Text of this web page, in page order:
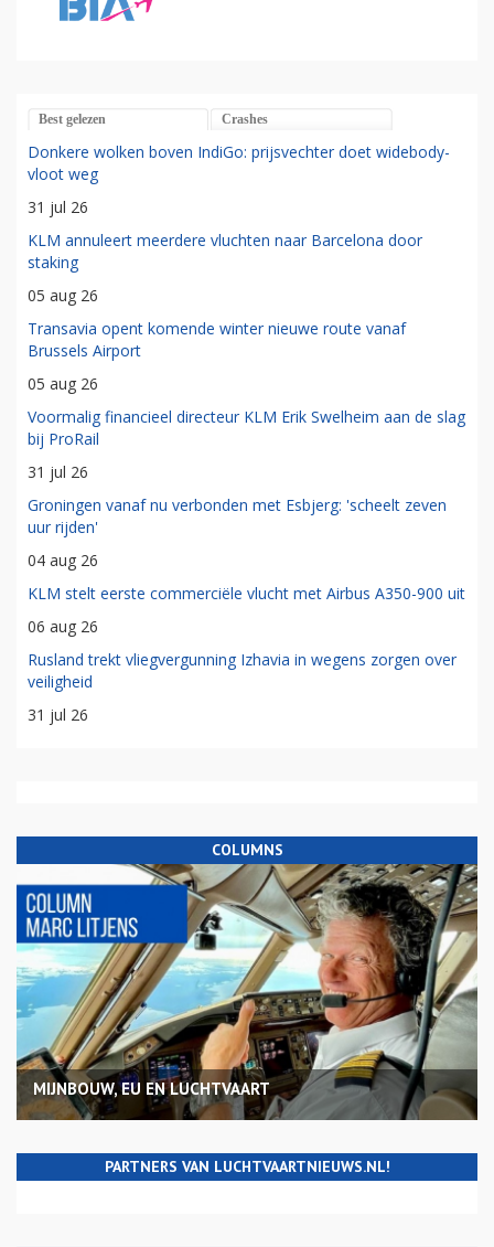
Best gelezen Crashes
Donkere wolken boven IndiGo: prijsvechter doet widebody-
vloot weg
31 jul 26
KLM annuleert meerdere vluchten naar Barcelona door
staking
05 aug 26
Transavia opent komende winter nieuwe route vanaf
Brussels Airport
05 aug 26
Voormalig financieel directeur KLM Erik Swelheim aan de slag
bij ProRail
31 jul 26
Groningen vanaf nu verbonden met Esbjerg: 'scheelt zeven
uur rijden'
04 aug 26
KLM stelt eerste commerciële vlucht met Airbus A350-900 uit
06 aug 26
Rusland trekt vliegvergunning Izhavia in wegens zorgen over
veiligheid
31 jul 26
COLUMNS
MIJNBOUW, EU EN LUCHTVAART
PARTNERS VAN LUCHTVAARTNIEUWS.NL!